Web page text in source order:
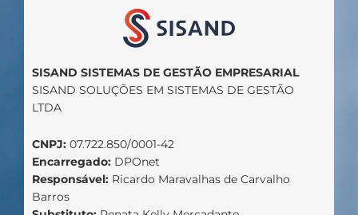
SISAND SISTEMAS DE GESTÃO EMPRESARIAL
SISAND SOLUÇÕES EM SISTEMAS DE GESTÃO
LTDA
CNPJ: 07.722.850/0001-42
Encarregado: DPOnet
Responsável: Ricardo Maravalhas de Carvalho
Barros